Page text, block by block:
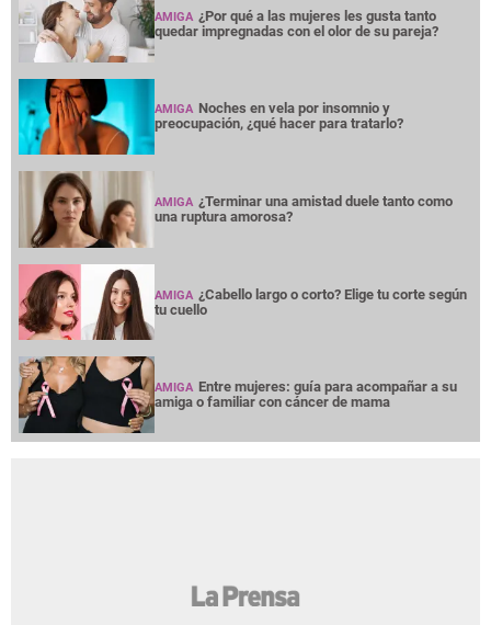
AMIGA ¿Por qué a las mujeres les gusta tanto
quedar impregnadas con el olor de su pareja?
AMIGA Noches en vela por insomnio y
preocupación, ¿qué hacer para tratarlo?
AMIGA ¿Terminar una amistad duele tanto como
una ruptura amorosa?
AMIGA ¿Cabello largo o corto? Elige tu corte según
tu cuello
AMIGA Entre mujeres: guía para acompañar a su
amiga o familiar con cáncer de mama